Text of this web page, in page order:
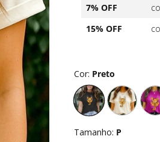
7% OFF
15% OFF
Cor: Preto
Tamanho: P